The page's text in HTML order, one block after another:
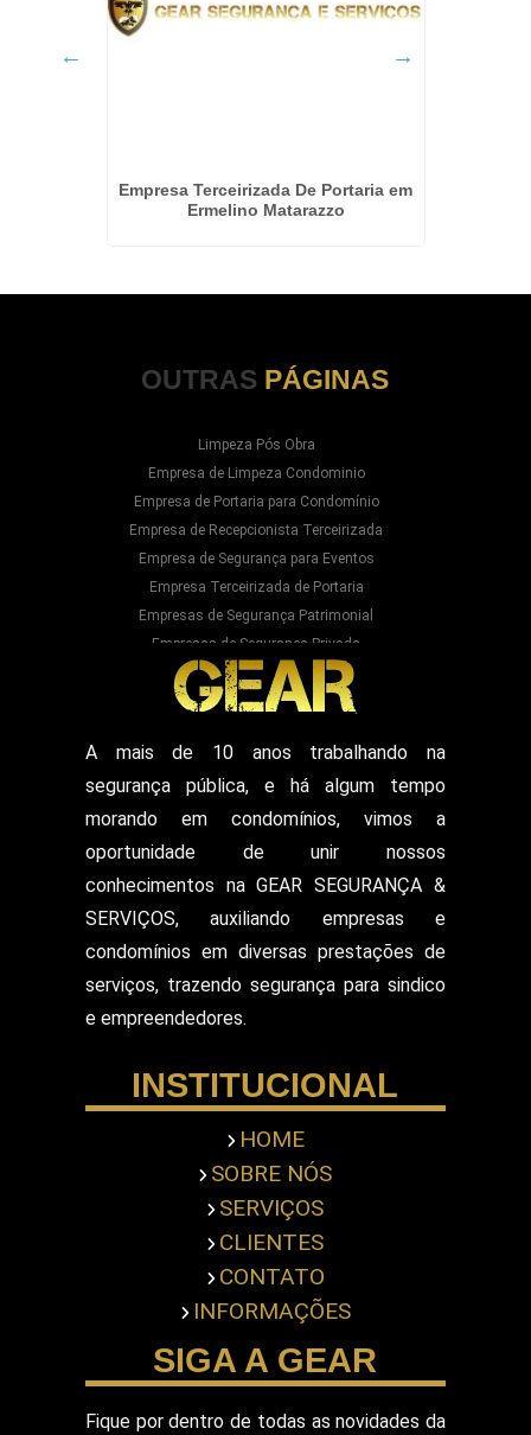
Empresa Terceirizada De Portaria em
Ermelino Matarazzo
OUTRAS PÁGINAS
Limpeza Pós Obra
Empresa de Limpeza Condominio
Empresa de Portaria para Condomínio
Empresa de Recepcionista Terceirizada
Empresa de Segurança para Eventos
Empresa Terceirizada de Portaria
Empresas de Segurança Patrimonial
Empresas de Segurança Privada
Empresas Prestadoras de Serviços para
Condominios
Empresas Prestadoras de Serviços para Prédios
Prestação de Serviços de Recepção
Recepcionista Terceirizada
Segurança Particular Armado
Segurança Patrimonial E Monitoramento
Segurança Patrimonial em Hospitais
Segurança Patrimonial Eventos
Serviço de Escolta Armada
Empresa de Segurança em Mercado
Empresa de Segurança em Shopping Center
Serviço de Ronda com Viatura
Serviços de Portaria
Servicos Gerais Portaria
Serviços Terceirizado Portaria
Empresa de Segurança Pessoal
Terceirização de Atendimento
Terceirização de Limpeza Predial
Terceirização de Portaria
Terceirização de Segurança
Terceirização de Segurança Desarmada
A mais de 10 anos trabalhando na
segurança pública, e há algum tempo
morando em condomínios, vimos a
oportunidade de unir nossos
conhecimentos na GEAR SEGURANÇA &
SERVIÇOS, auxiliando empresas e
condomínios em diversas prestações de
serviços, trazendo segurança para sindico
e empreendedores.
INSTITUCIONAL
HOME
SOBRE NÓS
SERVIÇOS
CLIENTES
CONTATO
INFORMAÇÕES
SIGA A GEAR
Fique por dentro de todas as novidades da